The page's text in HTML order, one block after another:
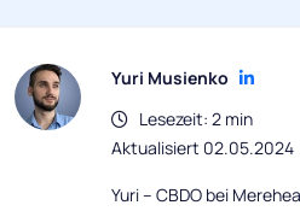
Yuri Musienko
Lesezeit: 2 min
Aktualisiert 02.05.2024
Yuri – CBDO bei